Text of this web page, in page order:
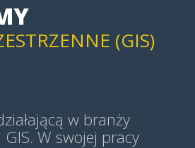
(GIS)
(GEOVIS)
w branży
W swojej pracy